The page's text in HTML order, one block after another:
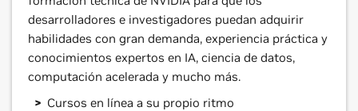
desarrolladores e investigadores puedan adquirir
habilidades con gran demanda, experiencia práctica y
conocimientos expertos en IA, ciencia de datos,
computación acelerada y mucho más.
Cursos en línea a su propio ritmo